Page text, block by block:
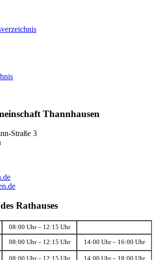
Thannhausen
Straße 3
Rathauses
08:00 Uhr – 12:15 Uhr
08:00 Uhr – 12:15 Uhr 14:00 Uhr – 16:00 Uhr